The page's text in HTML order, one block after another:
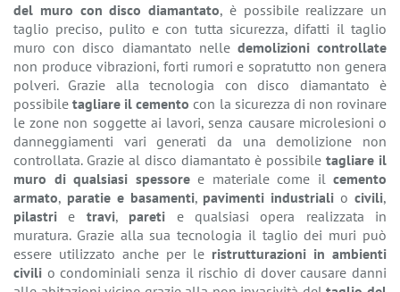
del muro con disco diamantato, è possibile realizzare un
taglio preciso, pulito e con tutta sicurezza, difatti il taglio
muro con disco diamantato nelle demolizioni controllate
non produce vibrazioni, forti rumori e sopratutto non genera
polveri. Grazie alla tecnologia con disco diamantato è
possibiletagliare il cemento con la sicurezza di non rovinare
le zone non soggette ai lavori, senza causare microlesioni o
danneggiamenti vari generati da una demolizione non
controllata. Grazie al disco diamantato è possibiletagliare il
muro di qualsiasi spessoree materiale come il cemento
armato, paratie e basamenti, pavimenti industriali ocivili,
pilastri e travi, pareti e qualsiasi opera realizzata in
muratura. Grazie alla sua tecnologia il taglio dei muri può
essere utilizzato anche per le ristrutturazioni in ambienti
civili o condominiali senza il rischio di dover causare danni